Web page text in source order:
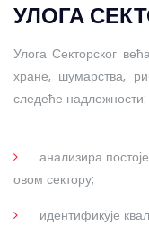
УЛОГА
Улога Секторског
хране, шумарства,
следеће надлежности:
анализира
овом сектору;
идентификује